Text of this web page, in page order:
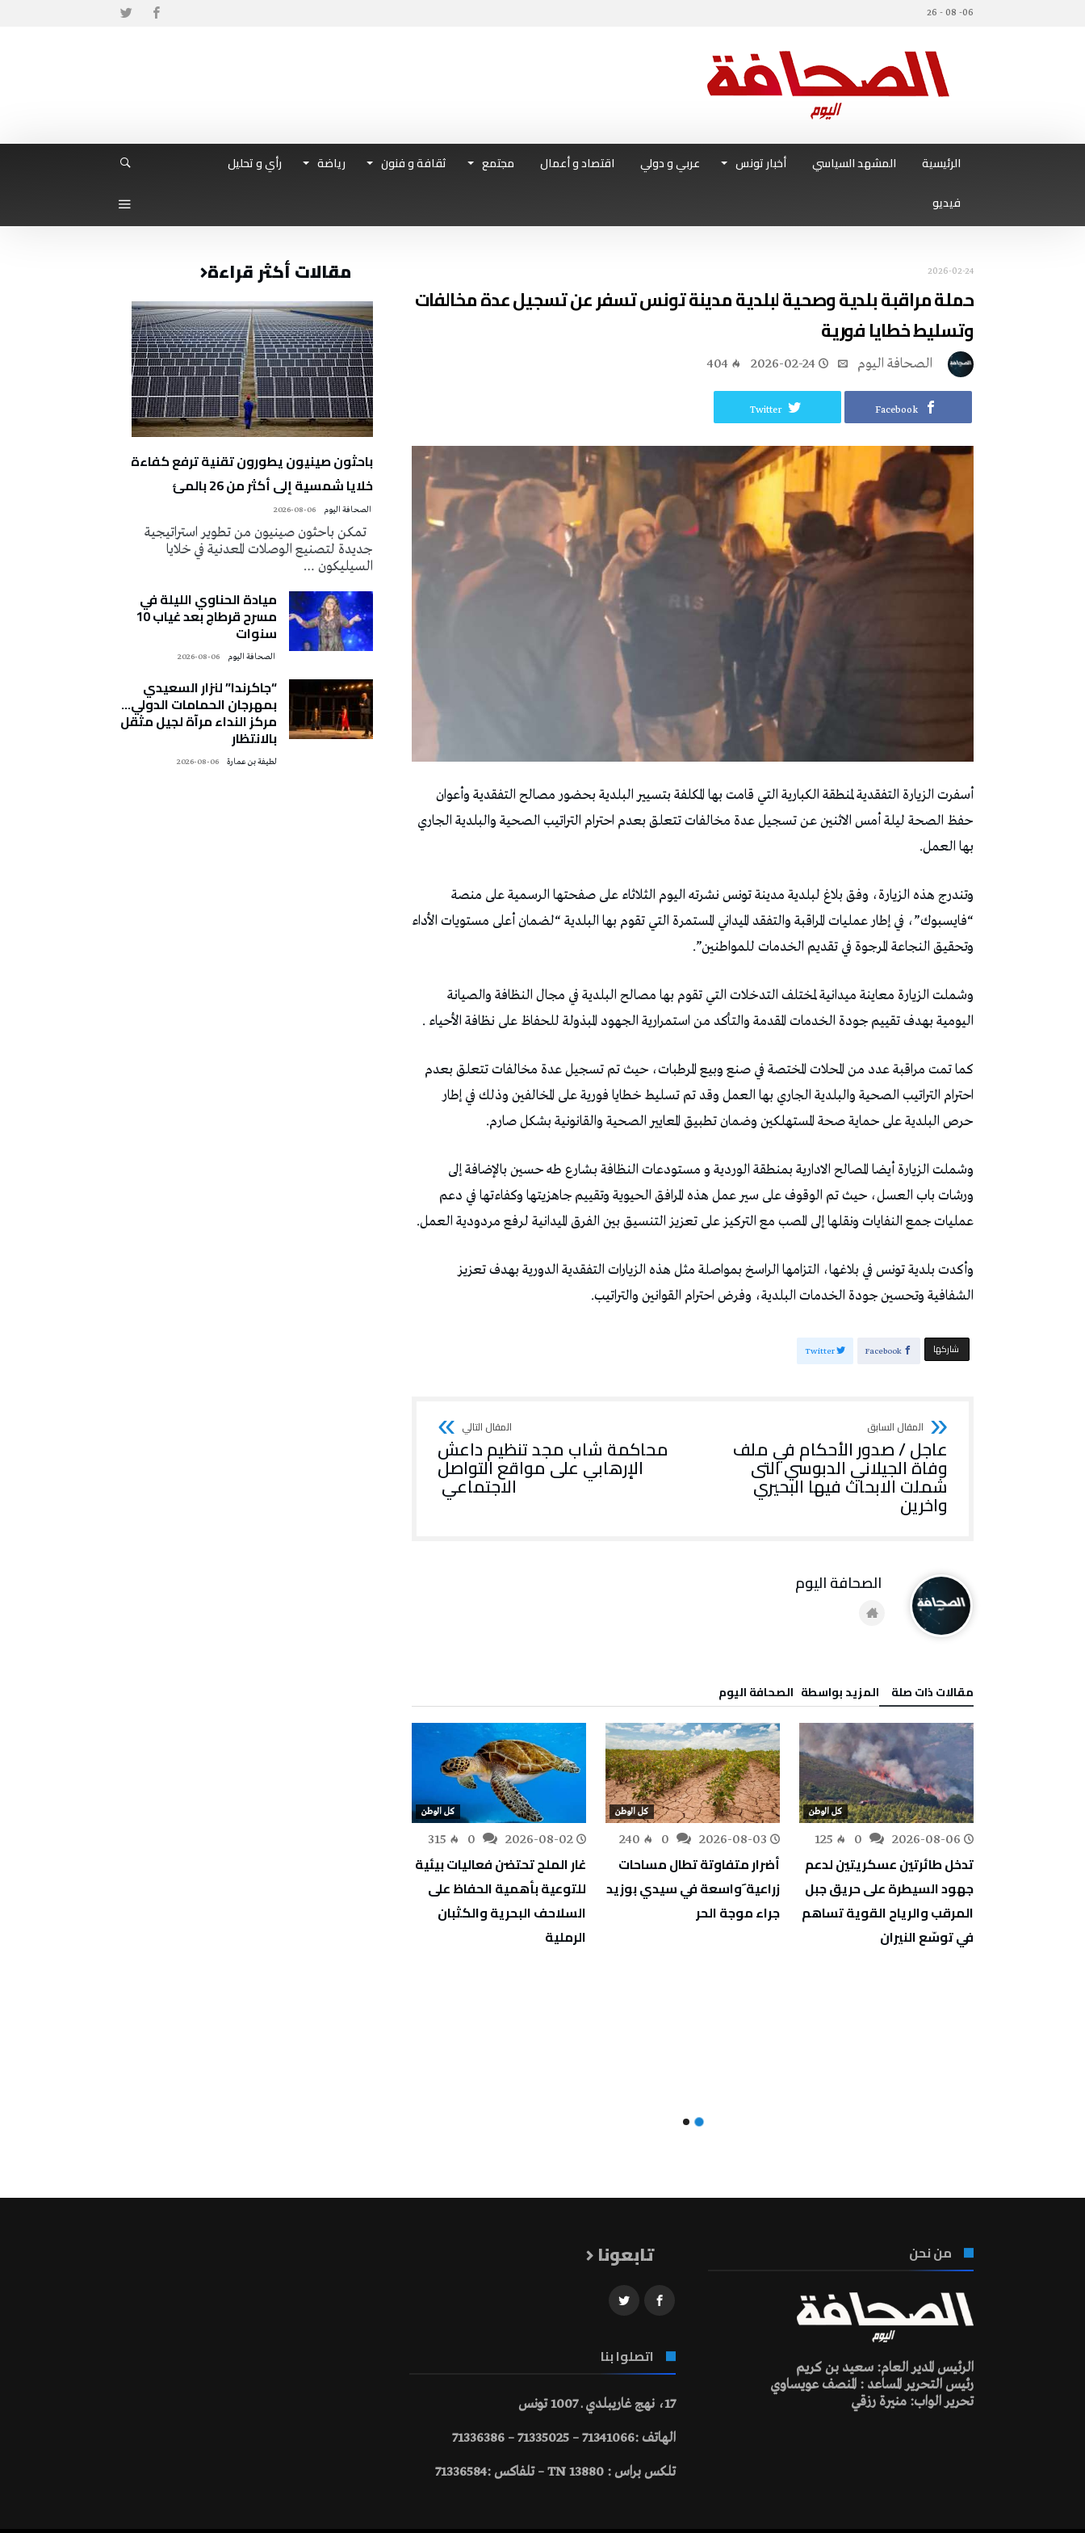
06- 08 - 26
الرئيسية المشهد السياسي أخبار تونس عربي و دولي اقتصاد و أعمال مجتمع ثقافة و فنون رياضة
رأي و تحليل
فيديو
2026-02-24
حملة مراقبة بلدية وصحية لبلدية مدينة تونس تسفر عن تسجيل عدة مخالفات
وتسليط خطايا فورية
2026-02-24
404
Facebook
Twitter
أسفرت الزيارة التفقدية لمنطقة الكبارية التي قامت بها المكلفة بتسيير البلدية بحضور مصالح التفقدية وأعوان
حفظ الصحة ليلة أمس الاثنين عن تسجيل عدة مخالفات تتعلق بعدم احترام التراتيب الصحية والبلدية الجاري
بها العمل.
وتندرج هذه الزيارة، وفق بلاغ لبلدية مدينة تونس نشرته اليوم الثلاثاء على صفحتها الرسمية على منصة
“فايسبوك”، في إطار عمليات المراقبة والتفقد الميداني المستمرة التي تقوم بها البلدية “لضمان أعلى مستويات الأداء
وتحقيق النجاعة المرجوة في تقديم الخدمات للمواطنين”.
وشملت الزيارة معاينة ميدانية لمختلف التدخلات التي تقوم بها مصالح البلدية في مجال النظافة والصيانة
اليومية بهدف تقييم جودة الخدمات المقدمة والتأكد من استمرارية الجهود المبذولة للحفاظ على نظافة الأحياء .
كما تمت مراقبة عدد من المحلات المختصة في صنع وبيع المرطبات، حيث تم تسجيل عدة مخالفات تتعلق بعدم
احترام التراتيب الصحية والبلدية الجاري بها العمل وقد تم تسليط خطايا فورية على المخالفين وذلك في إطار
حرص البلدية على حماية صحة المستهلكين وضمان تطبيق المعايير الصحية والقانونية بشكل صارم.
وشملت الزيارة أيضا المصالح الادارية بمنطقة الوردية و مستودعات النظافة بـشارع طه حسين بالإضافة إلى
ورشات باب العسل، حيث تم الوقوف على سير عمل هذه المرافق الحيوية وتقييم جاهزيتها وكفاءتها في دعم
عمليات جمع النفايات ونقلها إلى المصب مع التركيز على تعزيز التنسيق بين الفرق الميدانية لرفع مردودية العمل.
وأكدت بلدية تونس في بلاغها، التزامها الراسخ بمواصلة مثل هذه الزيارات التفقدية الدورية بهدف تعزيز
الشفافية وتحسين جودة الخدمات البلدية، وفرض احترام القوانين والتراتيب.
‫‫ شاركها‬ Facebook
Twitter
عاجل / صدور الأحكام في ملف
وفاة الجيلاني الدبوسي التى
شملت الابحاث فيها البحيري
واخرين
محاكمة شاب مجد تنظيم داعش
الإرهابي على مواقع التواصل
الاجتماعي
‫مقالات ذات صلة‬ ‫‫المزيد بواسطة‬ ‬ ‭ ‬الصحافة‭ ‬اليوم
كل الوطن
2026-08-06
125
تدخل طائرتين عسكريتين لدعم
جهود السيطرة على حريق جبل
المرقب والرياح القوية تساهم
في توسّع النيران
كل الوطن
2026-08-03
240
أضرار متفاوتة تطال مساحات
زراعية َواسعة في سيدي بوزيد
جراء موجة الحر
كل الوطن
2026-08-02
315
غار الملح تحتضن فعاليات بيئية
للتوعية بأهمية الحفاظ على
السلاحف البحرية والكثبان
الرملية
مقالات أكثر قراءة
باحثون صينيون يطورون تقنية ترفع كفاءة
خلايا شمسية إلى أكثر من 26 بالمئ
2026-08-06
تمكن باحثون صينيون من تطوير استراتيجية
جديدة لتصنيع الوصلات المعدنية في خلايا
السيليكون …
ميادة الحناوي الليلة في
مسرح قرطاج بعد غياب 10
سنوات
2026-08-06
“جاكرندا” لنزار السعيدي
بمهرجان الحمامات الدولي…
مركز النداء مرآة لجيل مثقل
بالانتظار
لطيفة بن عمارة 2026-08-06
من نحن
الرئيس المدير العام: سعيد بن كريم
رئيس التحرير المساعد : المنصف عويساوي
تحرير الواب: منيرة رزقي
تابعونا
اتصلوا بنا
17، نهج غاريبلدي ـ 1007 تونس
الهاتف :71341066 – 71335025 – 71336386
تلكس براس : 13880 TN – تلفاكس :71336584